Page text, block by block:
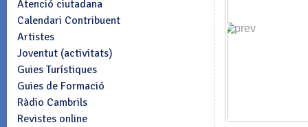
Atenció ciutadana
Calendari Contribuent
Artistes
Joventut (activitats)
Guies Turístiques
Guies de Formació
Ràdio Cambrils
Revistes online